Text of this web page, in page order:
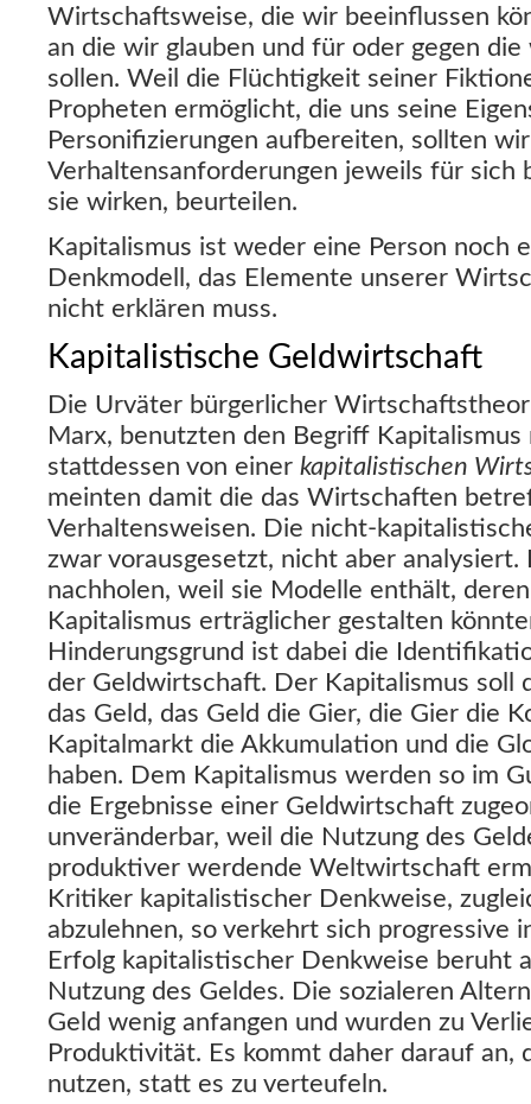
Wirtschaftsweise, die wir beeinflussen
an die wir glauben und für oder gegen
sollen. Weil die Flüchtigkeit seiner
Propheten ermöglicht, die uns seine
Personifizierungen aufbereiten, sollten
Verhaltensanforderungen jeweils für sich
sie wirken, beurteilen.
Kapitalismus ist weder eine Person noch
Denkmodell, das Elemente unserer
nicht erklären muss.
Kapitalistische Geldwirtschaft
Die Urväter bürgerlicher
Marx, benutzten den Begriff Kapitalismus
stattdessen von einer kapitalistischen
meinten damit die das Wirtschaften
Verhaltensweisen. Die nicht-
zwar vorausgesetzt, nicht aber analysiert.
nachholen, weil sie Modelle enthält,
Kapitalismus erträglicher gestalten
Hinderungsgrund ist dabei die
der Geldwirtschaft. Der Kapitalismus soll
das Geld, das Geld die Gier, die Gier die
Kapitalmarkt die Akkumulation und die
haben. Dem Kapitalismus werden so im
die Ergebnisse einer Geldwirtschaft
unveränderbar, weil die Nutzung des
produktiver werdende Weltwirtschaft
Kritiker kapitalistischer Denkweise,
abzulehnen, so verkehrt sich progressive
Erfolg kapitalistischer Denkweise beruht
Nutzung des Geldes. Die sozialeren
Geld wenig anfangen und wurden zu
Produktivität. Es kommt daher darauf an,
nutzen, statt es zu verteufeln.